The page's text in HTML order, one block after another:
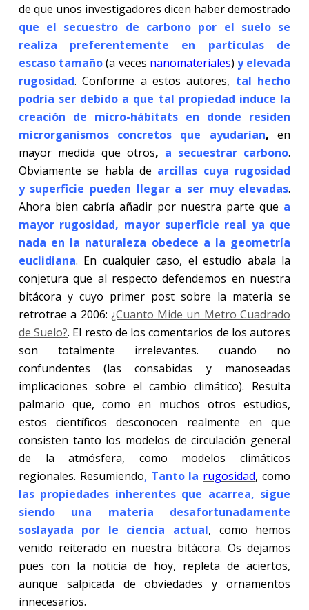
de que unos investigadores dicen haber demostrado
que el secuestro de carbono por el suelo se
realiza preferentemente en partículas de
escaso tamaño(a veces nanomateriales) y elevada
rugosidad. Conforme a estos autores, tal hecho
podría ser debido a que tal propiedad induce la
creación de micro-hábitats en donde residen
microrganismos concretos que ayudarían,en
mayor medida que otros, a secuestrar carbono.
Obviamente se habla de arcillas cuya rugosidad
y superficie pueden llegar a ser muy elevadas.
Ahora bien cabría añadir por nuestra parte que a
mayor rugosidad, mayor superficie real ya que
nada en la naturaleza obedece a la geometría
euclidiana. En cualquier caso, el estudio abala la
conjetura que al respecto defendemos en nuestra
bitácora y cuyo primer post sobre la materia se
retrotrae a 2006: ¿Cuanto Mide un Metro Cuadrado
de Suelo?. El resto de los comentarios de los autores
son totalmente irrelevantes. cuando no
confundentes (las consabidas y manoseadas
implicaciones sobre el cambio climático). Resulta
palmario que, como en muchos otros estudios,
estos científicos desconocen realmente en que
consisten tanto los modelos de circulación general
de la atmósfera, como modelos climáticos
regionales. Resumiendo, Tanto la rugosidad, como
las propiedades inherentes que acarrea, sigue
siendo una materia desafortunadamente
soslayada por le ciencia actual, como hemos
venido reiterado en nuestra bitácora. Os dejamos
pues con la noticia de hoy, repleta de aciertos,
aunque salpicada de obviedades y ornamentos
innecesarios.